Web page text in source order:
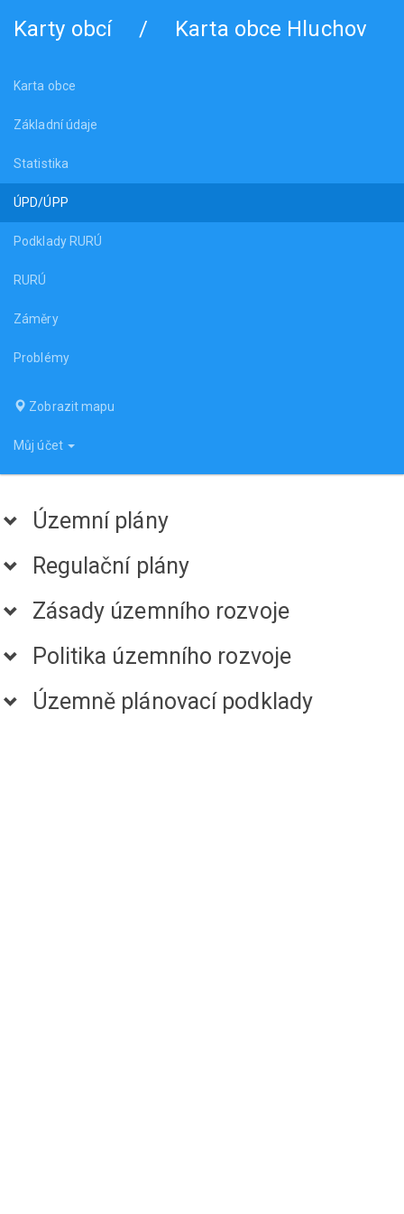
Karty obcí / Karta obce Hluchov
Karta obce
Základní údaje
Statistika
ÚPD/ÚPP
Podklady RURÚ
RURÚ
Záměry
Problémy
Zobrazit mapu
Můj účet
Územní plány
Regulační plány
Zásady územního rozvoje
Politika územního rozvoje
Územně plánovací podklady